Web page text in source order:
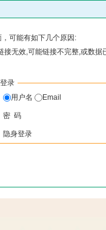
可能有如下几个原因:
接无效,可能链接不完整,或数据
登录
用户名
Email
密 码
隐身登录